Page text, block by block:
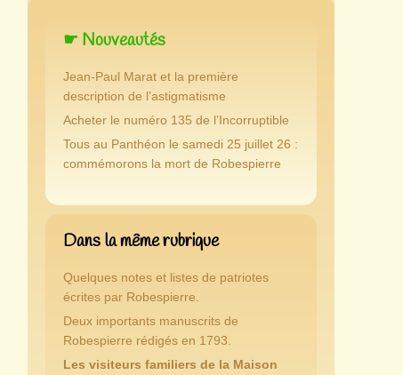
☛ Nouveautés
Jean-Paul Marat et la première
description de l’astigmatisme
Acheter le numéro 135 de l’Incorruptible
Tous au Panthéon le samedi 25 juillet 26 :
commémorons la mort de Robespierre
Dans la même rubrique
Quelques notes et listes de patriotes
écrites par Robespierre.
Deux importants manuscrits de
Robespierre rédigés en 1793.
Les visiteurs familiers de la Maison